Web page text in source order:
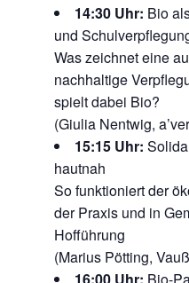
14:30 Uhr: Bio
und
Was zeichnet eine
nachhaltige
spielt dabei Bio?
(Giulia Nentwig,
15:15 Uhr:
hautnah
So funktioniert der
der Praxis und in
Hofführung
(Marius Pötting,
16:00 Uhr: Bio-